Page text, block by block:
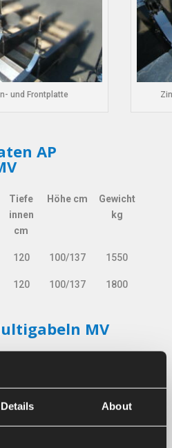
Details About
und Frontplatte
AP
Tiefe
innen
cm
Höhe cm
Gewicht
kg
Tiefe
cm
Höhe cm
Gewicht
120 100/137 1550
120 100/137 1800
MV
Messer